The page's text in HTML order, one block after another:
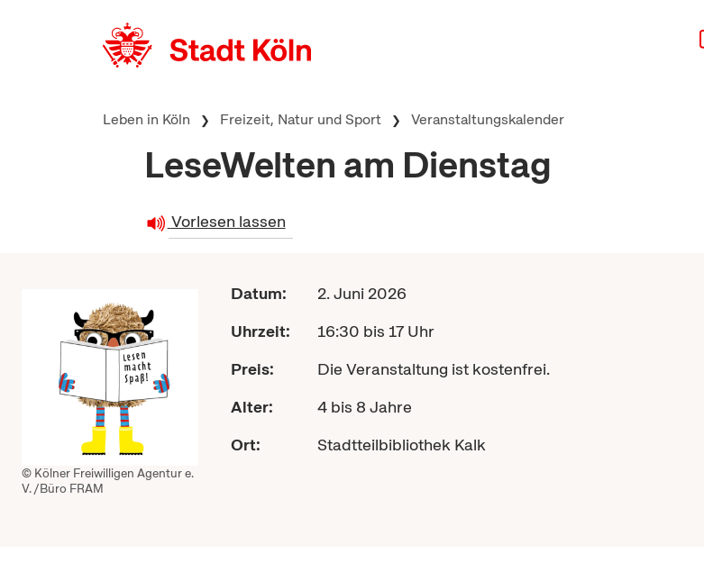
Leben in Köln Freizeit, Natur und Sport Veranstaltungskalender
LeseWelten am Dienstag
Vorlesen lassen
© Kölner Freiwilligen Agentur e.
V. /Büro FRAM
Datum:
2. Juni 2026
Uhrzeit:
16:30 bis 17 Uhr
Preis:
Die Veranstaltung ist kostenfrei.
Alter:
4 bis 8 Jahre
Ort:
Stadtteilbibliothek Kalk